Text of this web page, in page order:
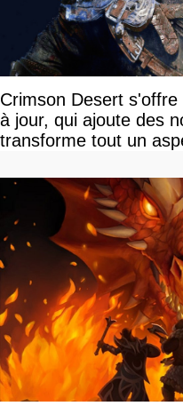
Crimson Desert
à jour, qui ajoute des
transforme tout un